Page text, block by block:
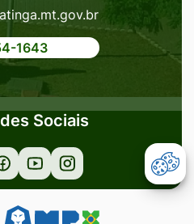
1643
Sociais
Rede
Acessar
a
Rede
Acessar
a
Rede